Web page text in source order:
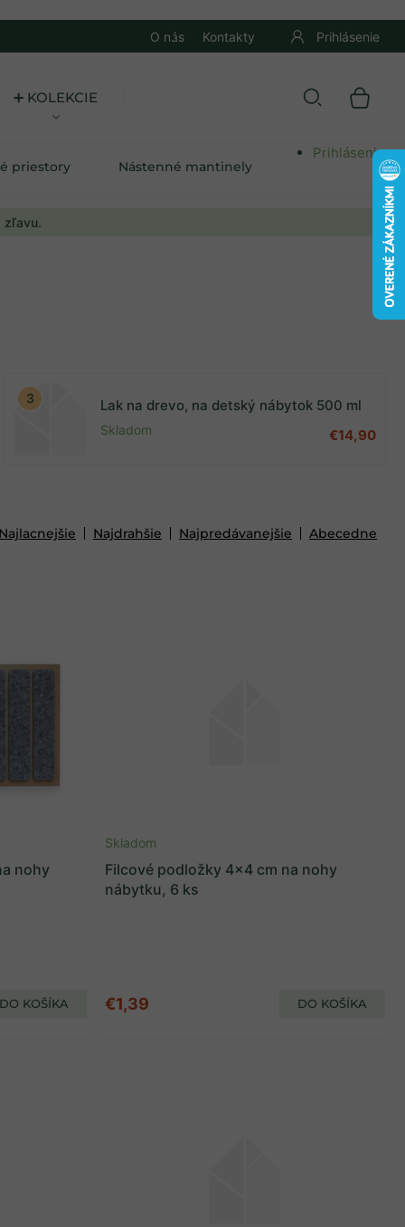
zľavu.
O nás Kontakty Prihlásenie
➕ KOLEKCIE
priestory Nástenné mantinely
Prihlásenie
Lak na drevo, na detský nábytok 500 ml
Skladom €14,90
Najlacnejšie Najdrahšie Najpredávanejšie Abecedne
nohy
DO KOŠÍKA
Filcové podložky 4x4 cm na nohy
nábytku, 6 ks
Skladom
€1,39 DO KOŠÍKA